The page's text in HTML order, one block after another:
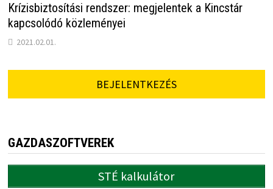
Krízisbiztosítási rendszer: megjelentek a Kincstár
kapcsolódó közleményei
2021.02.01.
BEJELENTKEZÉS
GAZDASZOFTVEREK
STÉ kalkulátor